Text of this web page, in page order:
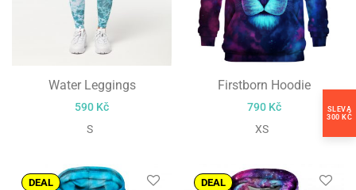
Water Leggings
590 Kč
S
Firstborn Hoodie
790 Kč
XS
DEAL DEAL
SLEVA
300 KČ